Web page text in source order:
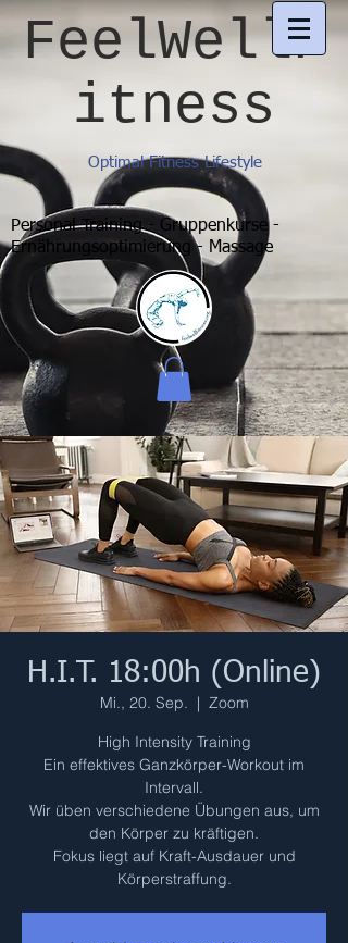
Optimal Fitness Lifestyle
FeelWellF
itness
Personal Training - Gruppenkurse -
Ernährungsoptimierung - Massage
H.I.T. 18:00h (Online)
Mi., 20. Sep.
  |
Zoom
High Intensity Training
Ein effektives Ganzkörper-Workout im
Intervall.
Wir üben verschiedene Übungen aus, um
den Körper zu kräftigen.
Fokus liegt auf Kraft-Ausdauer und
Körperstraffung.